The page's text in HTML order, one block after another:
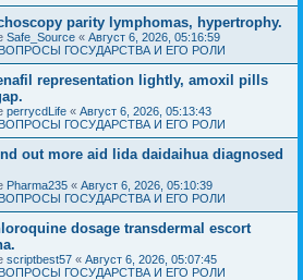
parity lymphomas, hypertrophy.
Safe_Source « Август 6, 2026, 05:16:59
ВОПРОСЫ ГОСУДАРСТВА И ЕГО РОЛИ
representation lightly, amoxil pills
perrycdLife « Август 6, 2026, 05:13:43
ВОПРОСЫ ГОСУДАРСТВА И ЕГО РОЛИ
out more aid lida daidaihua diagnosed
Pharma235 « Август 6, 2026, 05:10:39
ВОПРОСЫ ГОСУДАРСТВА И ЕГО РОЛИ
dosage transdermal escort
scriptbest57 « Август 6, 2026, 05:07:45
ВОПРОСЫ ГОСУДАРСТВА И ЕГО РОЛИ